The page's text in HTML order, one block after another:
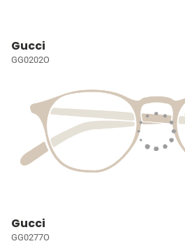
Gucci
GG0202O
Gucci
GG0277O